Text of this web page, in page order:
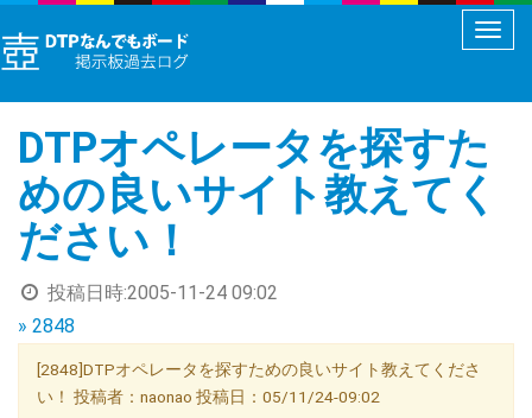
メ
ュ
DTPオペレータを探すた
めの良いサイト教えてく
ださい！
投稿日時:2005-11-24 09:02
» 2848
[2848]DTPオペレータを探すための良いサイト教えてくださ
い！ 投稿者：naonao 投稿日：05/11/24-09:02